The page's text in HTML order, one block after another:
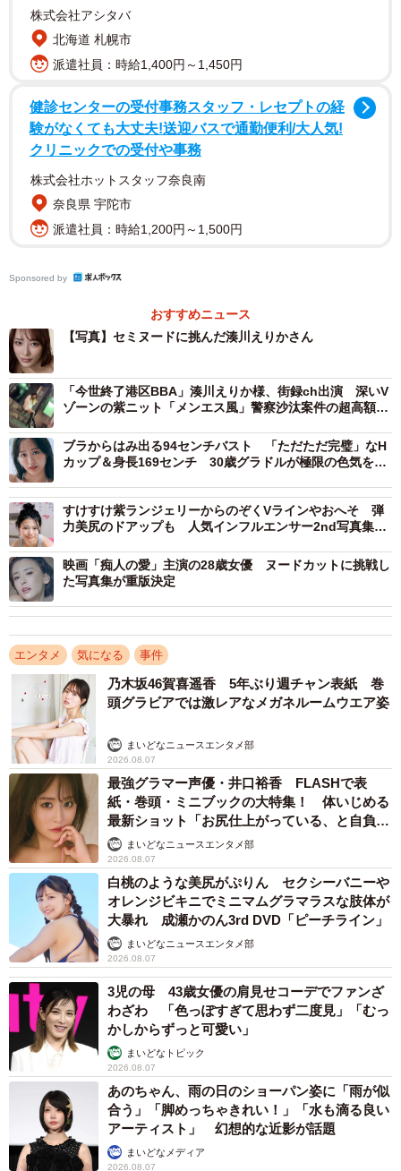
株式会社アシタバ
北海道 札幌市
派遣社員：時給1,400円～1,450円
健診センターの受付事務スタッフ・レセプトの経
験がなくても大丈夫!送迎バスで通勤便利/大人気!
クリニックでの受付や事務
株式会社ホットスタッフ奈良南
奈良県 宇陀市
派遣社員：時給1,200円～1,500円
Sponsored by
おすすめニュース
【写真】セミヌードに挑んだ湊川えりかさん
「今世終了港区BBA」湊川えりか様、街録ch出演 深いV
ゾーンの紫ニット「メンエス風」警察沙汰案件の超高額ギ
ブラからはみ出る94センチバスト 「ただただ完璧」なH
カップ＆身長169センチ 30歳グラドルが極限の色気を表
すけすけ紫ランジェリーからのぞくVラインやおへそ 弾
力美尻のドアップも 人気インフルエンサー2nd写真集
映画「痴人の愛」主演の28歳女優 ヌードカットに挑戦し
た写真集が重版決定
エンタメ 気になる 事件
乃木坂46賀喜遥香 5年ぶり週チャン表紙 巻
頭グラビアでは激レアなメガネルームウエア姿
まいどなニュースエンタメ部
2026.08.07
最強グラマー声優・井口裕香 FLASHで表
紙・巻頭・ミニブックの大特集！ 体いじめる
最新ショット「お尻仕上がっている、と自負し
ています」「いくつになっても理想の身体でい
たい」
まいどなニュースエンタメ部
2026.08.07
白桃のような美尻がぷりん セクシーバニーや
オレンジビキニでミニマムグラマラスな肢体が
大暴れ 成瀬かのん3rd DVD「ピーチライン」
まいどなニュースエンタメ部
2026.08.07
3児の母 43歳女優の肩見せコーデでファンざ
わざわ 「色っぽすぎて思わず二度見」「むっ
かしからずっと可愛い」
まいどなトピック
2026.08.07
あのちゃん、雨の日のショーパン姿に「雨が似
合う」「脚めっちゃきれい！」「水も滴る良い
アーティスト」 幻想的な近影が話題
まいどなメディア
2026.08.07